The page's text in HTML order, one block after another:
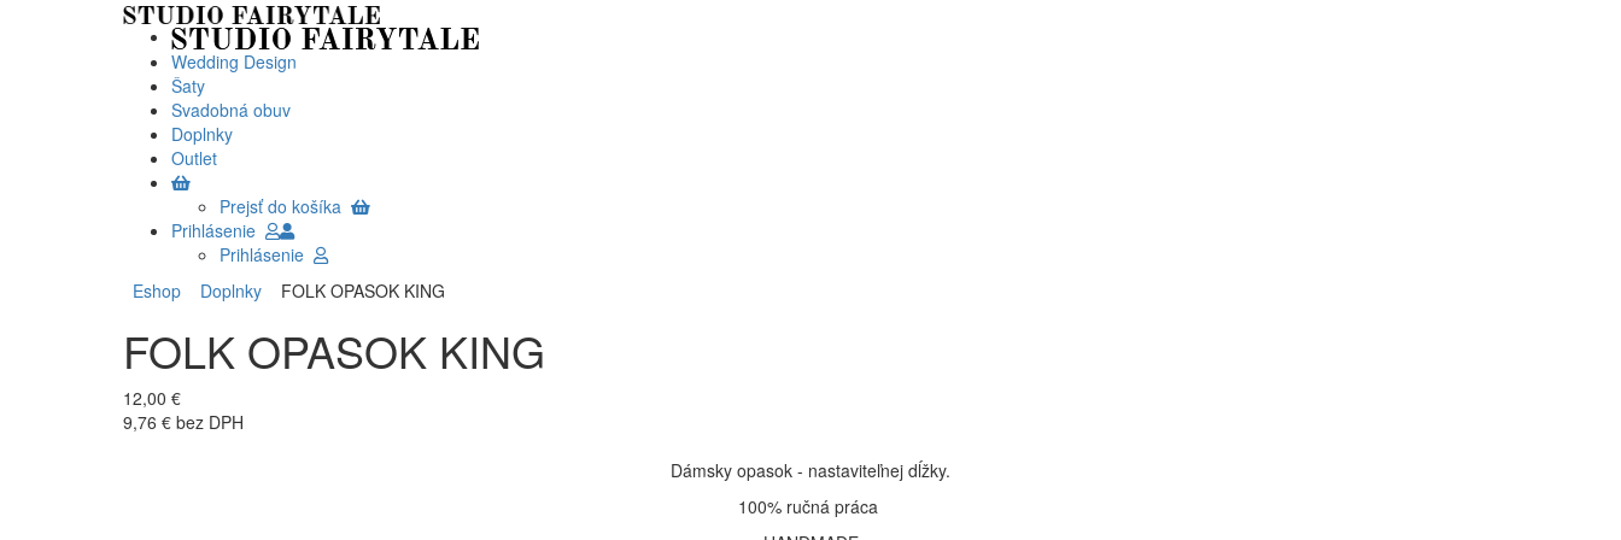
Wedding Design
Šaty
Svadobná obuv
Doplnky
Outlet
Prejsť do košíka
Prihlásenie
Prihlásenie
Eshop
Doplnky FOLK OPASOK KING
FOLK OPASOK KING
12,00 €
9,76 € bez DPH
Dámsky opasok - nastaviteľnej dĺžky.
100% ručná práca